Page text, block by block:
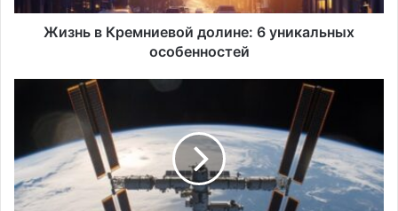
Жизнь в Кремниевой долине: 6 уникальных
особенностей
Космическое
удивительных
аспектов